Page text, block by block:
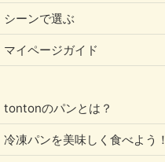
シーンで選ぶ
マイページガイド
tontonのパンとは？
冷凍パンを美味しく食べよう！